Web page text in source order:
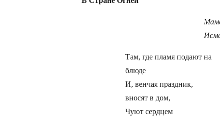
Там, где пламя подают на
блюде
И, венчая праздник,
вносят в дом,
Чуют сердцем